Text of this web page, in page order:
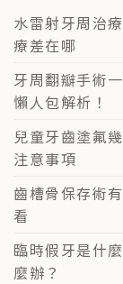
水雷射牙周治
療差在哪
牙周翻瓣手術
懶人包解析！
兒童牙齒塗氟
注意事項
齒槽骨保存術
看
臨時假牙是什
麼辦？